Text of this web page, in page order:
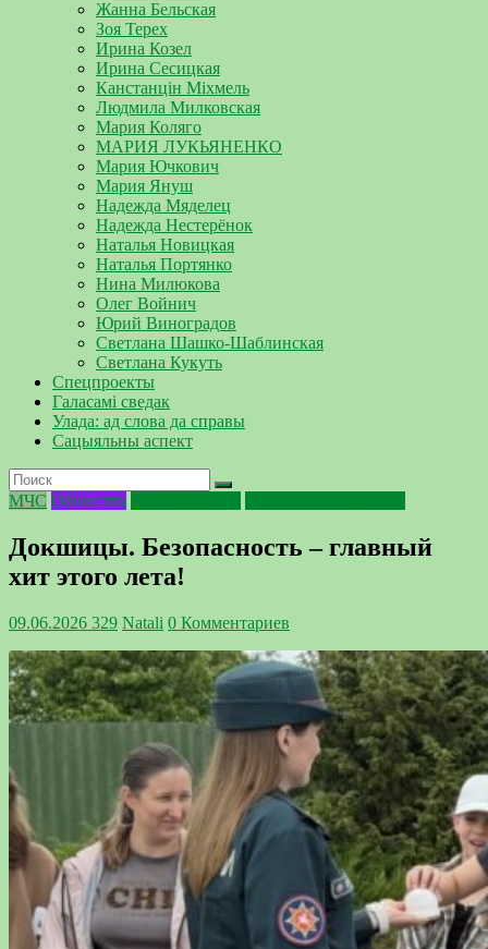
Жанна Бельская
Зоя Терех
Ирина Козел
Ирина Сесицкая
Канстанцін Міхмель
Людмила Милковская
Мария Коляго
МАРИЯ ЛУКЬЯНЕНКО
Мария Ючкович
Мария Януш
Надежда Мяделец
Надежда Нестерёнок
Наталья Новицкая
Наталья Портянко
Нина Милюкова
Олег Войнич
Юрий Виноградов
Светлана Шашко-Шаблинская
Светлана Кукуть
Спецпроекты
Галасамі сведак
Улада: ад слова да справы
Сацыяльны аспект
МЧС Общество
Докшицы. Безопасность – главный
хит этого лета!
09.06.2026 329 Natali 0 Комментариев